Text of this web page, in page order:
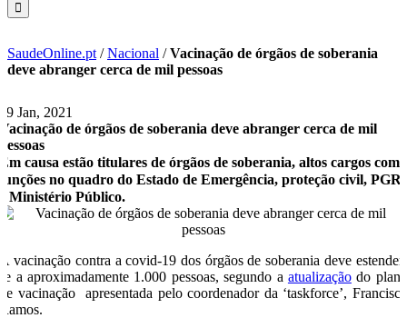
SaudeOnline.pt /Nacional /Vacinação de órgãos de soberania
deve abranger cerca de mil pessoas
29 Jan, 2021
Vacinação de órgãos de soberania deve abranger cerca de mil
pessoas
Em causa estão titulares de órgãos de soberania, altos cargos com
funções no quadro do Estado de Emergência, proteção civil, PGR
e Ministério Público.
A vacinação contra a covid-19 dos órgãos de soberania deve estender-
se a aproximadamente 1.000 pessoas, segundo a atualizaçãodo plano
de vacinação apresentada pelo coordenador da ‘taskforce’, Francisco
Ramos.